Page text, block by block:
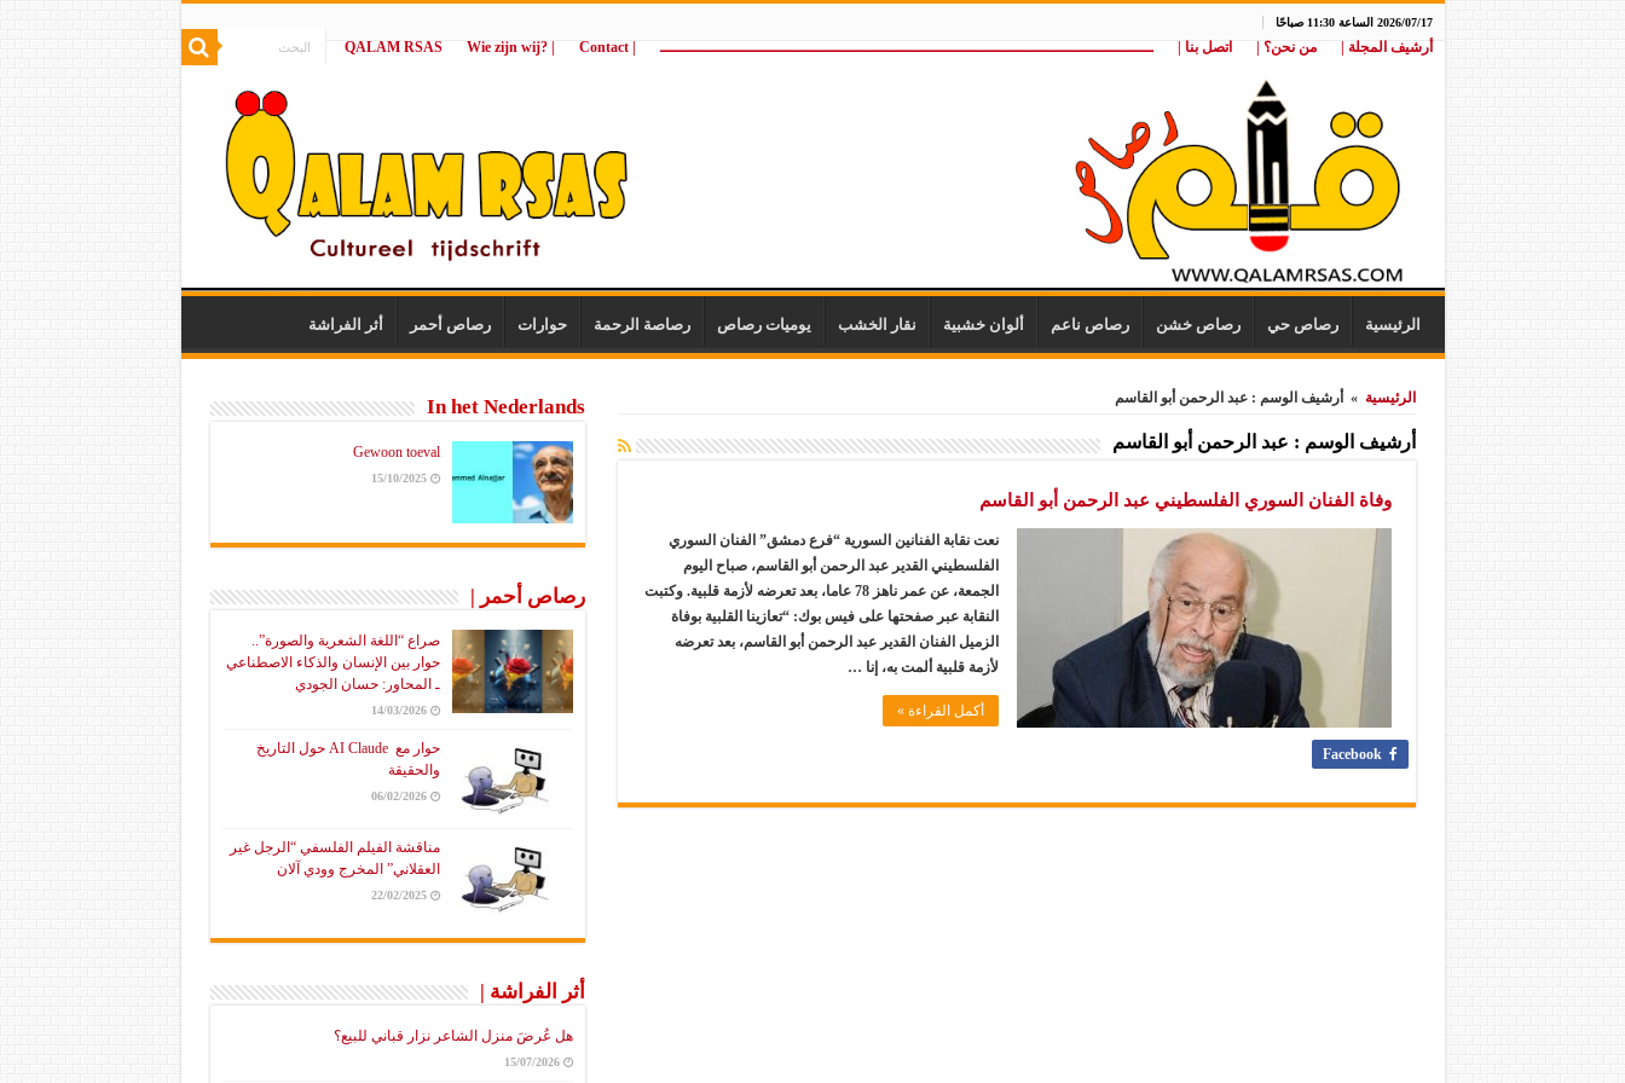
2026/07/17 الساعة 11:30 صباحًا
أرشيف المجلة | من نحن؟ | اتصل بنا | ــــــــــــــــــــــــــــــــــــــــــــــــــــــــــــــــــــــــــــــــــــــــــــــــــــــ | Contact
| ?Wie zijn wij
QALAM RSAS
الرئيسية رصاص حي رصاص خشن رصاص ناعم ألوان خشبية نقار الخشب يوميات رصاص رصاصة الرحمة حوارات رصاص أحمر أثر الفراشة
الرئيسية » أرشيف الوسم : عبد الرحمن أبو القاسم
أرشيف الوسم : عبد الرحمن أبو القاسم
وفاة الفنان السوري الفلسطيني عبد الرحمن أبو القاسم
نعت نقابة الفنانين السورية “فرع دمشق” الفنان السوري
الفلسطيني القدير عبد الرحمن أبو القاسم، صباح اليوم
الجمعة، عن عمر ناهز 78 عاما، بعد تعرضه لأزمة قلبية. وكتبت
النقابة عبر صفحتها على فيس بوك: “تعازينا القلبية بوفاة
الزميل الفنان القدير عبد الرحمن أبو القاسم، بعد تعرضه
لأزمة قلبية ألمت به، إنا …
أكمل القراءة »
Facebook
In het Nederlands
Gewoon toeval
15/10/2025
رصاص أحمر |
صراع “اللغة الشعرية والصورة”..
حوار بين الإنسان والذكاء الاصطناعي
ـ المحاور: حسان الجودي
14/03/2026
حوار مع AI Claude حول التاريخ
والحقيقة
06/02/2026
مناقشة الفيلم الفلسفي “الرجل غير
العقلاني” المخرج وودي آلان
22/02/2025
أثر الفراشة |
هل عُرضَ منزل الشاعر نزار قباني للبيع؟
15/07/2026